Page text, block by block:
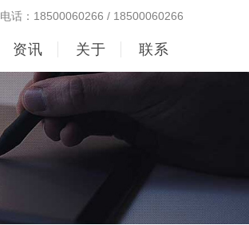
电话：18500060266 / 18500060266
资讯 关于 联系